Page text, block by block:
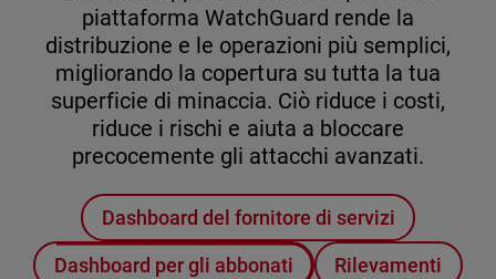
piattaforma WatchGuard rende la
distribuzione e le operazioni più semplici,
migliorando la copertura su tutta la tua
superficie di minaccia. Ciò riduce i costi,
riduce i rischi e aiuta a bloccare
precocemente gli attacchi avanzati.
Dashboard del fornitore di servizi
Dashboard per gli abbonati Rilevamenti